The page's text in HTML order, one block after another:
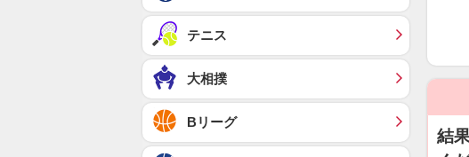
結
テニス
大相撲
Bリーグ